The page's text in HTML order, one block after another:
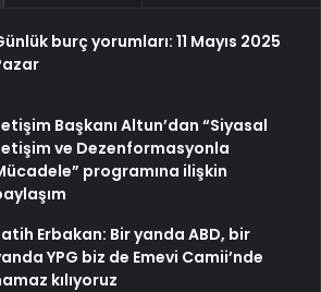
burç yorumları: 11 Mayıs 2025
Başkanı Altun’dan “Siyasal
ve Dezenformasyonla
programına ilişkin
Erbakan: Bir yanda ABD, bir
YPG biz de Emevi Camii’nde
kılıyoruz